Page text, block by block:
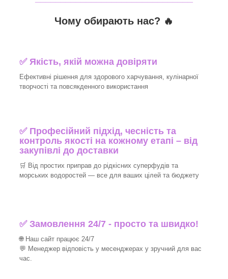
Чому обирають нас? 🔥
✅ Якість, якій можна довіряти
Ефективні рішення для здорового харчування, кулінарної
творчості та повсякденного використання
✅ Професійний підхід, чесність та
контроль якості на кожному етапі – від
закупівлі до доставки
🛒 Від простих приправ до рідкісних суперфудів та
морських водоростей — все для ваших цілей та бюджету
✅ Замовлення 24/7 - просто та швидко!
🌐 Наш сайт працює 24/7
💬 Менеджер відповість у месенджерах у зручний для вас
час.